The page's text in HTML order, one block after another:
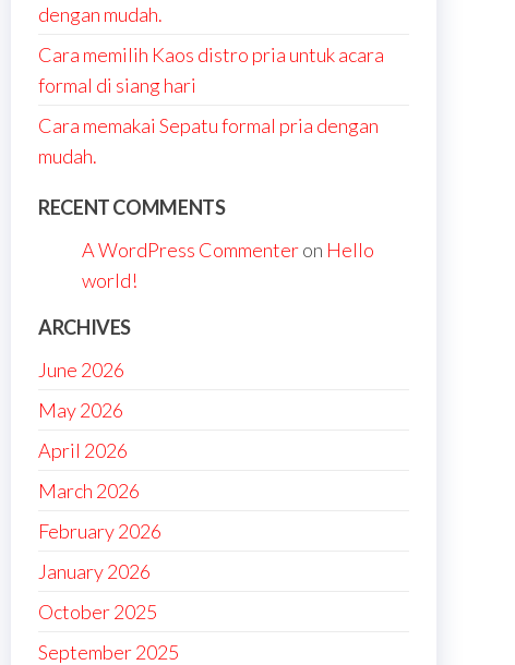
dengan mudah.
Cara memilih Kaos distro pria untuk acara
formal di siang hari
Cara memakai Sepatu formal pria dengan
mudah.
RECENT COMMENTS
A WordPress Commenteron Hello
world!
ARCHIVES
June 2026
May 2026
April 2026
March 2026
February 2026
January 2026
October 2025
September 2025